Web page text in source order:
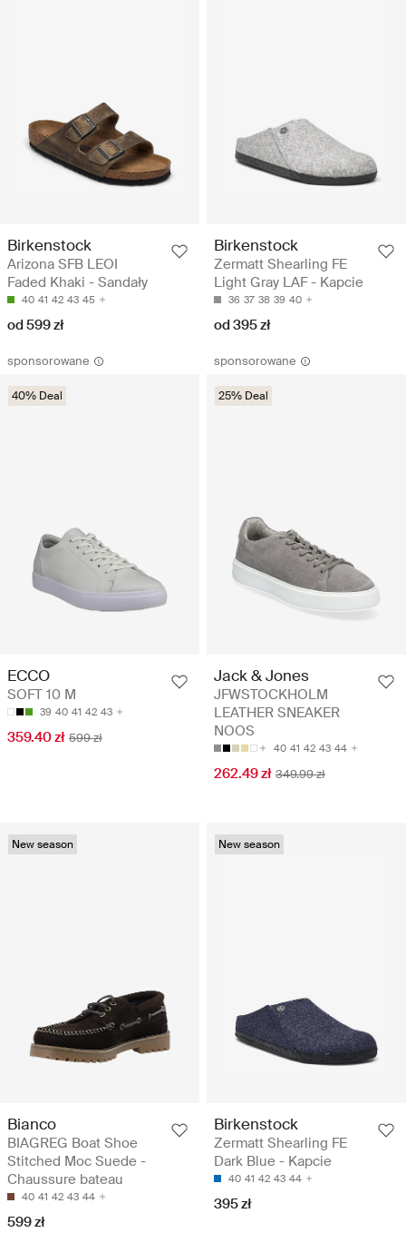
Birkenstock
Arizona SFB LEOI
Faded Khaki - Sandały
40 41 42 43 45
od 599 zł
Birkenstock
Zermatt Shearling FE
Light Gray LAF - Kapcie
36 37 38 39 40
od 395 zł
sponsorowane
40% Deal
ECCO
SOFT 10 M
39 40 41 42 43
359.40 zł 599 zł
sponsorowane
25% Deal
Jack & Jones
JFWSTOCKHOLM
LEATHER SNEAKER
NOOS
40 41 42 43 44
262.49 zł 349.99 zł
New season
Bianco
BIAGREG Boat Shoe
Stitched Moc Suede -
Chaussure bateau
40 41 42 43 44
599 zł
New season
Birkenstock
Zermatt Shearling FE
Dark Blue - Kapcie
40 41 42 43 44
395 zł